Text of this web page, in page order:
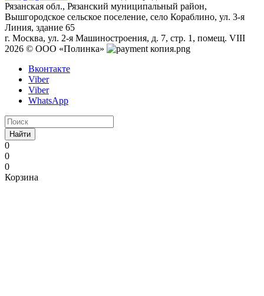
Рязанская обл., Рязанский муниципальный район,
Вышгородское сельское поселение, село Кораблино, ул. 3-я
Линия, здание 65
г. Москва, ул. 2-я Машиностроения, д. 7, стр. 1, помещ. VIII
2026 © ООО «Полинка»
Вконтакте
Viber
Viber
WhatsApp
Найти
0
0
0
Корзина